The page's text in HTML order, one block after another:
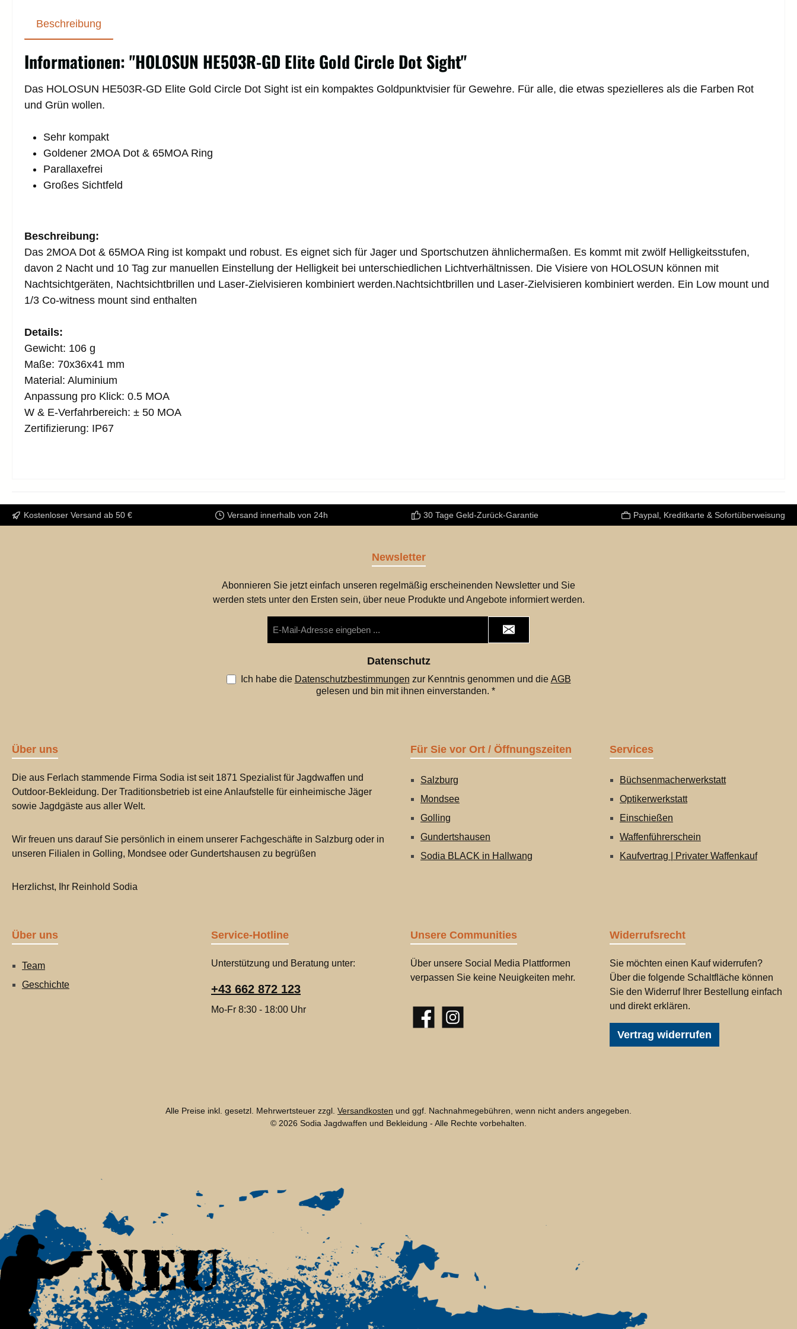
Beschreibung
Informationen: "HOLOSUN HE503R-GD Elite Gold Circle Dot Sight"
Das HOLOSUN HE503R-GD Elite Gold Circle Dot Sight ist ein kompaktes Goldpunktvisier für Gewehre. Für alle, die etwas spezielleres als die Farben Rot
und Grün wollen.
Sehr kompakt
Goldener 2MOA Dot & 65MOA Ring
Parallaxefrei
Großes Sichtfeld
Beschreibung:
Das 2MOA Dot & 65MOA Ring ist kompakt und robust. Es eignet sich für Jager und Sportschutzen ähnlichermaßen. Es kommt mit zwölf Helligkeitsstufen,
davon 2 Nacht und 10 Tag zur manuellen Einstellung der Helligkeit bei unterschiedlichen Lichtverhältnissen. Die Visiere von HOLOSUN können mit
Nachtsichtgeräten, Nachtsichtbrillen und Laser-Zielvisieren kombiniert werden.Nachtsichtbrillen und Laser-Zielvisieren kombiniert werden. Ein Low mount und
1/3 Co-witness mount sind enthalten
Details:
Gewicht: 106 g
Maße: 70x36x41 mm
Material: Aluminium
Anpassung pro Klick: 0.5 MOA
W & E-Verfahrbereich: ± 50 MOA
Zertifizierung: IP67
Kostenloser Versand ab 50 € Versand innerhalb von 24h 30 Tage Geld-Zurück-Garantie Paypal, Kreditkarte & Sofortüberweisung
Newsletter
Abonnieren Sie jetzt einfach unseren regelmäßig erscheinenden Newsletter und Sie
werden stets unter den Ersten sein, über neue Produkte und Angebote informiert werden.
Mail-
Datenschutz
Ich habe die Datenschutzbestimmungen zur Kenntnis genommen und die AGB
gelesen und bin mit ihnen einverstanden. *
Über uns
Die aus Ferlach stammende Firma Sodia ist seit 1871 Spezialist für Jagdwaffen und
Outdoor-Bekleidung. Der Traditionsbetrieb ist eine Anlaufstelle für einheimische Jäger
sowie Jagdgäste aus aller Welt.
Wir freuen uns darauf Sie persönlich in einem unserer Fachgeschäfte in Salzburg oder in
unseren Filialen in Golling, Mondsee oder Gundertshausen zu begrüßen
Herzlichst, Ihr Reinhold Sodia
Für Sie vor Ort / Öffnungszeiten
Salzburg
Mondsee
Golling
Gundertshausen
Sodia BLACK in Hallwang
Services
Büchsenmacherwerkstatt
Optikerwerkstatt
Einschießen
Waffenführerschein
Kaufvertrag | Privater Waffenkauf
Über uns
Team
Geschichte
Service-Hotline
Unterstützung und Beratung unter:
+43 662 872 123
Mo-Fr 8:30 - 18:00 Uhr
Unsere Communities
Über unsere Social Media Plattformen
verpassen Sie keine Neuigkeiten mehr.
FacebookInstagram
Widerrufsrecht
Sie möchten einen Kauf widerrufen?
Über die folgende Schaltfläche können
Sie den Widerruf Ihrer Bestellung einfach
und direkt erklären.
Vertrag widerrufen
Alle Preise inkl. gesetzl. Mehrwertsteuer zzgl. Versandkosten und ggf. Nachnahmegebühren, wenn nicht anders angegeben.
© 2026 Sodia Jagdwaffen und Bekleidung - Alle Rechte vorbehalten.